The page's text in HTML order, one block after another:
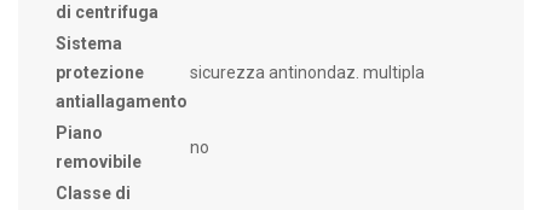
di centrifuga
Sistema
protezione
antiallagamento
sicurezza antinondaz. multipla
Piano
removibile
no
Classe di